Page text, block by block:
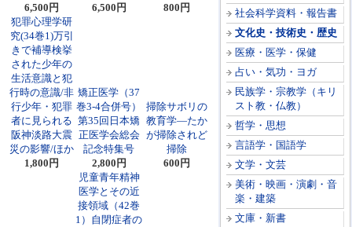
社会科学資料・報告書
文化史・技術史・歴史
医療・医学・保健
占い・気功・ヨガ
民族学・宗教学（キリ
スト教・仏教）
哲学・思想
言語学・国語学
文学・文芸
美術・映画・演劇・音
楽・建築
文庫・新書
6,500円
6,500円
800円
犯罪心理学研
究(34巻1)万引
きで補導検挙
された少年の
生活意識と犯
行時の意識/非
行少年・犯罪
者に見られる
阪神淡路大震
災の影響/ほか
1,800円
矯正医学（37
巻3-4合併号）
第35回日本矯
正医学会総会
記念特集号
2,800円
掃除サボリの
教育学―たか
が掃除されど
掃除
600円
児童青年精神
医学とその近
接領域（42巻
1）自閉症者の